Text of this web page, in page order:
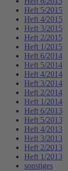
Heft 5/2015
Heft 4/2015
Heft 3/2015
Heft 2/2015
Heft 1/2015
Heft 6/2014
Heft 5/2014
Heft 4/2014
Heft 3/2014
Heft 2/2014
Heft 1/2014
Heft 6/2013
Heft 5/2013
Heft 4/2013
Heft 3/2013
Heft 2/2013
Heft 1/2013
sonstiges